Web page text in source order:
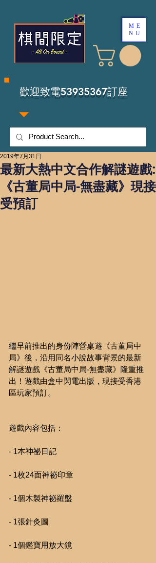
​歡迎致電53935367訂座
ME
NU
最新大熱中文合作解謎遊戲:
《古董局中局-無盡藏》現接
受預訂
2019年7月31日
繼早前推出的身份陣營桌遊《古董局中
局》後，沿用同名小說故事背景的最新
解謎遊戲《古董局中局-無盡藏》隆重推
出！遊戲由盒中閃電出版，現接受香港
區玩家預訂。
遊戲內容包括：
- 1本神祕日記
- 1枚24面神祕印章
- 1個木製神祕羅盤
- 1張針灸圖
- 1個鑑寶用放大鏡